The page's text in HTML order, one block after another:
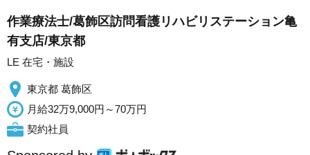
作業療法士/葛飾区訪問看護リハビリステーション亀
有支店/東京都
LE 在宅・施設
東京都 葛飾区
月給32万9,000円～70万円
契約社員